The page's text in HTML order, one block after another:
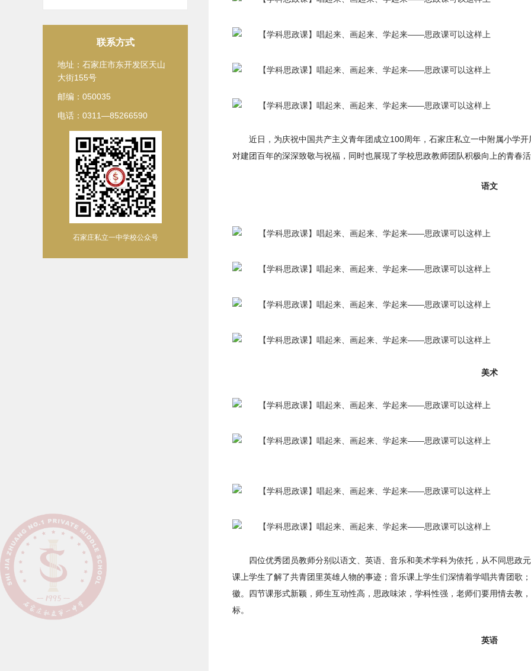
联系方式
地址：石家庄市东开发区天山
大街155号
邮编：050035
电话：0311—85266590
石家庄私立一中学校公众号
近日，为庆祝中国共产主义青年团成立100周年，石家庄私立一中附属小学
对建团百年的深深致敬与祝福，同时也展现了学校思政教师团队积极向上的青春
语文
美术
四位优秀团员教师分别以语文、英语、音乐和美术学科为依托，从不同思政
课上学生了解了共青团里英雄人物的事迹；音乐课上学生们深情着学唱共青团歌
徽。四节课形式新颖，师生互动性高，思政味浓，学科性强，老师们要用情去教
标。‍
英语